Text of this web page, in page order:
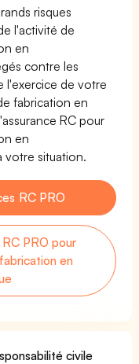
risques
l'activité de
en
contre les
l'exercice de votre
fabrication en
RC pour
en
votre situation.
RC PRO
PRO pour
en
civile